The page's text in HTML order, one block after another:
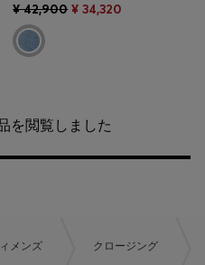
¥ 42,900 ¥ 34,320
を閲覧しました
メンズ クロージング